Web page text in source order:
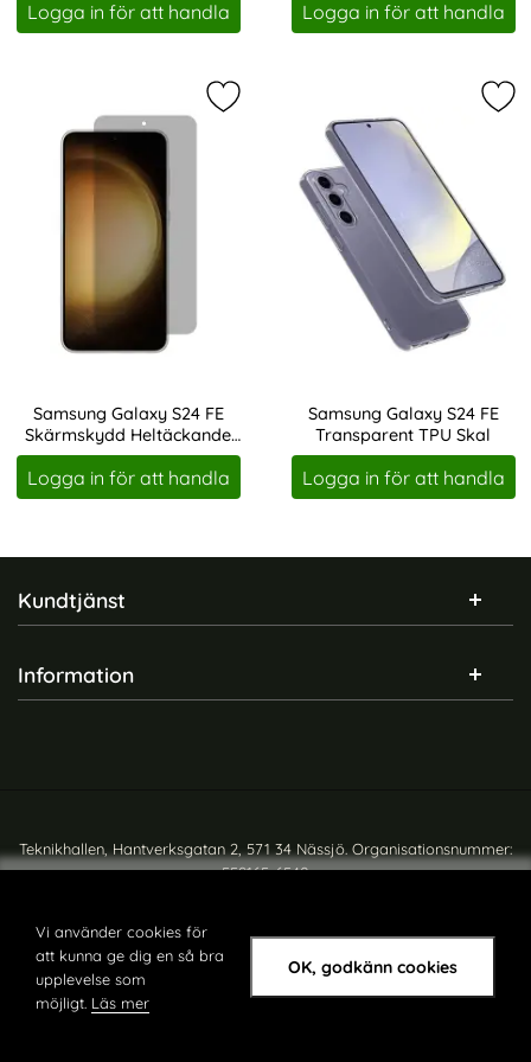
Vi använder cookies för
att kunna ge dig en så bra
upplevelse som
möjligt. Läs mer
OK, godkänn cookies
Logga in för att handla
Logga in för att handla
Samsung Galaxy S24 FE
Skärmskydd Heltäckande
Privacy
Art. nr 231045
Logga in för att handla
Markera samsung Galaxy S24 FE
Samsung Galaxy S24 FE
Transparent TPU Skal
Art. nr 235288
Logga in för att handla
Sidfot Blandad info och länkar
Kundtjänst
Information
Teknikhallen, Hantverksgatan 2, 571 34 Nässjö. Organisationsnummer:
559165-6540